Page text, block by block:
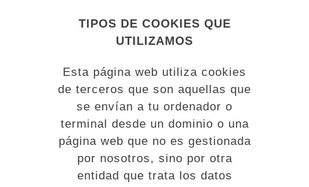
TIPOS DE COOKIES QUE
UTILIZAMOS
Esta página web utiliza cookies
de terceros que son aquellas que
se envían a tu ordenador o
terminal desde un dominio o una
página web que no es gestionada
por nosotros, sino por otra
entidad que trata los datos